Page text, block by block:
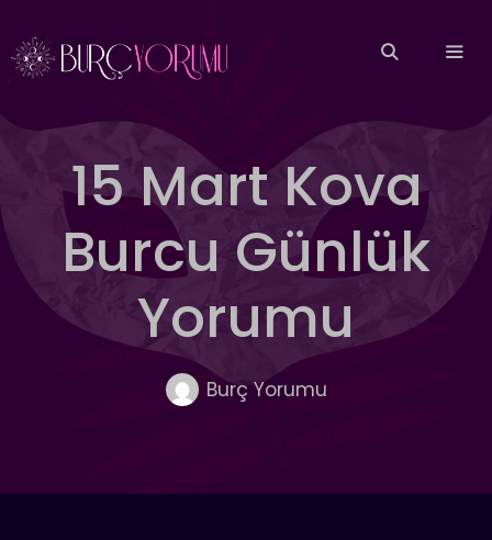
atla
15 Mart Kova
Burcu Günlük
Yorumu
Burç Yorumu